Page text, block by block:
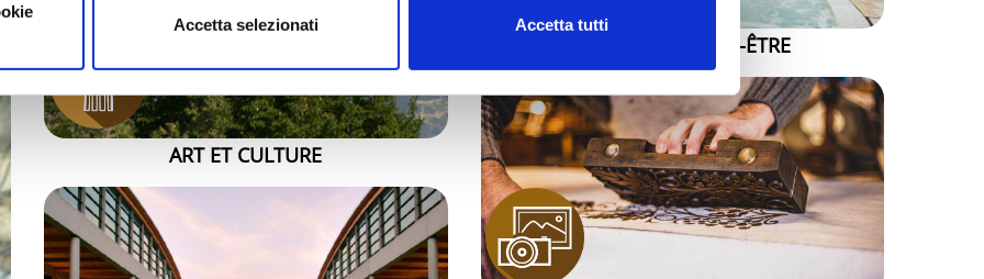
Accetta selezionati Accetta tutti
ART ET CULTURE
THERMES ET BIEN-ÊTRE